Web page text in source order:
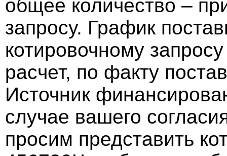
общее количество –
запросу. График
котировочному
расчет, по факту
Источник
случае вашего
просим представить